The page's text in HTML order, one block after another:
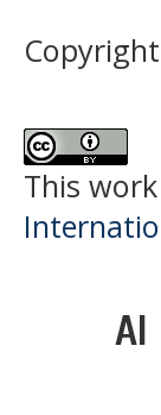
This
Al